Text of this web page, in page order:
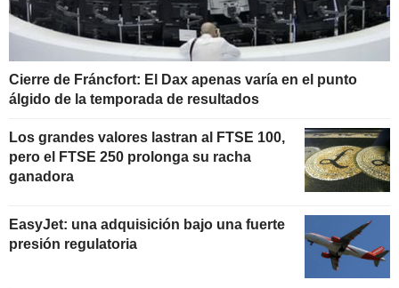
Cierre de Fráncfort: El Dax apenas varía en el punto
álgido de la temporada de resultados
Los grandes valores lastran al FTSE 100,
pero el FTSE 250 prolonga su racha
ganadora
EasyJet: una adquisición bajo una fuerte
presión regulatoria